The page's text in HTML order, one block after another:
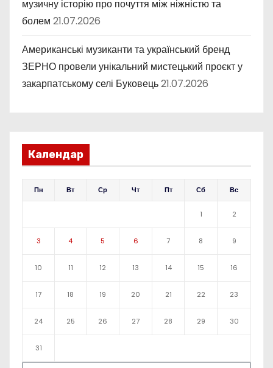
музичну історію про почуття між ніжністю та
болем 21.07.2026
Американські музиканти та український бренд
ЗЕРНО провели унікальний мистецький проєкт у
закарпатському селі Буковець21.07.2026
Календар
Пн Вт Ср Чт Пт Сб Вс
1 2
3 4 5 6 7 8 9
10 11 12 13 14 15 16
17 18 19 20 21 22 23
24 25 26 27 28 29 30
31